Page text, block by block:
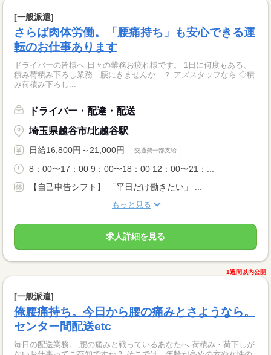
[一般派遣]
さらば肉体労働。「腰痛持ち」も安心できる運
転のお仕事あります
ドライバーの皆様へ 日々の業務お疲れ様です。 1日に何度もある、
積み荷積み下ろし業務…腰にきませんか…？ アズスタッフなら ◇積
み荷積み下ろし...
ドライバー・配達・配送
埼玉県越谷市/北越谷駅
日給16,800円～21,000円 交通費一部支給
8：00〜17：00 9：00〜18：00 12：00〜21：...
【自己申告シフト】 「平日だけ働きたい」 ...
もっと見る
求人詳細を見る
1週間以内公開
[一般派遣]
俺腰痛持ち。今日から腰の痛みとさようなら。
センター間配送etc
毎日の配送業務。 腰の痛みと戦っているあなたへ 荷積み・荷下しが